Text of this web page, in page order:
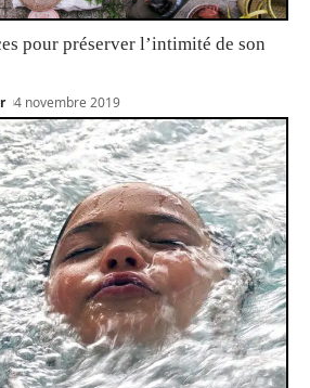
pour préserver l’intimité de son
4 novembre 2019